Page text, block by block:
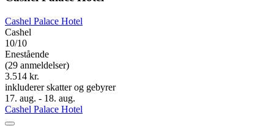
Cashel Palace Hotel
Cashel
10/10
Enestående
(29 anmeldelser)
3.514 kr.
inkluderer skatter og gebyrer
17. aug. - 18. aug.
Cashel Palace Hotel